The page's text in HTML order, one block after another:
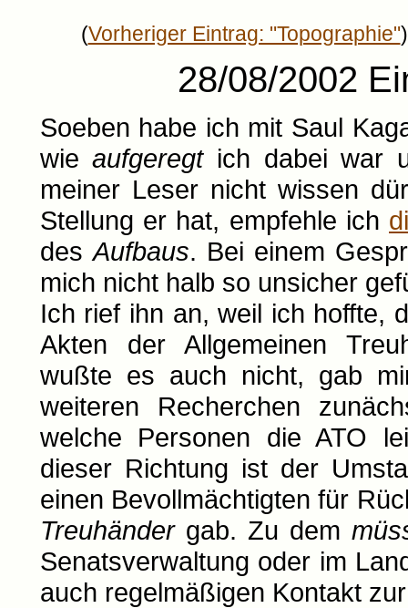
(Vorheriger Eintrag: "Topographie"
28/08/2002
Soeben habe ich mit Saul
wieaufgeregtich dabei war
meiner Leser nicht wissen
Stellung er hat, empfehle ich
desAufbaus. Bei einem
mich nicht halb so unsicher
Ich rief ihn an, weil ich hoffte,
Akten der Allgemeinen
wußte es auch nicht, gab
weiteren Recherchen
welche Personen die ATO
dieser Richtung ist der
einen Bevollmächtigten für
Treuhändergab. Zu dem
Senatsverwaltung oder im
auch regelmäßigen Kontakt